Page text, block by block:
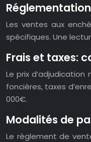
Les ventes aux
spécifiques. Une
Frais et taxes:
Le prix
foncières, taxes
000€.
Modalités de
Le règlement de